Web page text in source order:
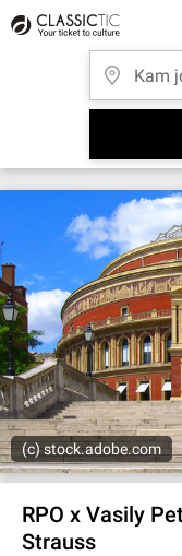
(c) stock.adobe.com
RPO x Vasily
Strauss